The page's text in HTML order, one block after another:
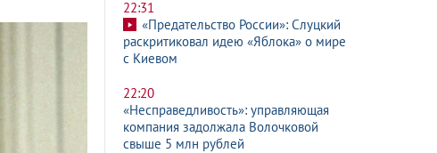
22:31
«Предательство России»: Слуцкий
раскритиковал идею «Яблока» о мире
с Киевом
22:20
«Несправедливость»: управляющая
компания задолжала Волочковой
свыше 5 млн рублей